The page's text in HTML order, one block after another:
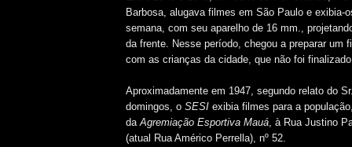
Barbosa, alugava filmes em São Paulo e exibia-
semana, com seu aparelho de 16 mm.,
da frente. Nesse período, chegou a preparar um
com as crianças da cidade, que não foi
Aproximadamente em 1947, segundo relato do
domingos, o SESI exibia filmes para a
da Agremiação Esportiva Mauá , à Rua Justino
(atual Rua Américo Perrella), nº 52.